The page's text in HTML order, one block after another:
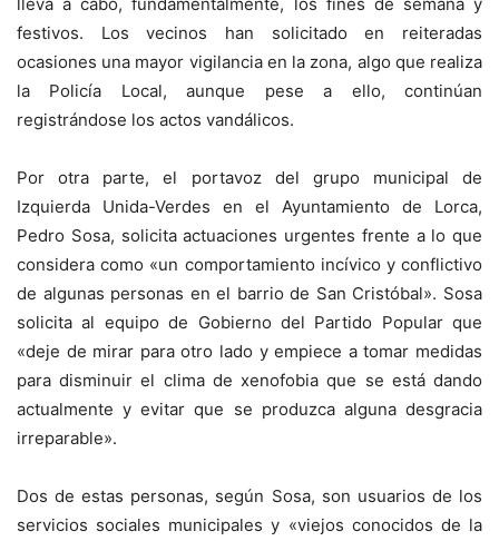
festivos. Los vecinos han solicitado en reiteradas
ocasiones una mayor vigilancia en la zona, algo que realiza
la Policía Local, aunque pese a ello, continúan
registrándose los actos vandálicos.
Por otra parte, el portavoz del grupo municipal de
Izquierda Unida-Verdes en el Ayuntamiento de Lorca,
Pedro Sosa, solicita actuaciones urgentes frente a lo que
considera como «un comportamiento incívico y conflictivo
de algunas personas en el barrio de San Cristóbal». Sosa
solicita al equipo de Gobierno del Partido Popular que
«deje de mirar para otro lado y empiece a tomar medidas
para disminuir el clima de xenofobia que se está dando
actualmente y evitar que se produzca alguna desgracia
irreparable».
Dos de estas personas, según Sosa, son usuarios de los
servicios sociales municipales y «viejos conocidos de la